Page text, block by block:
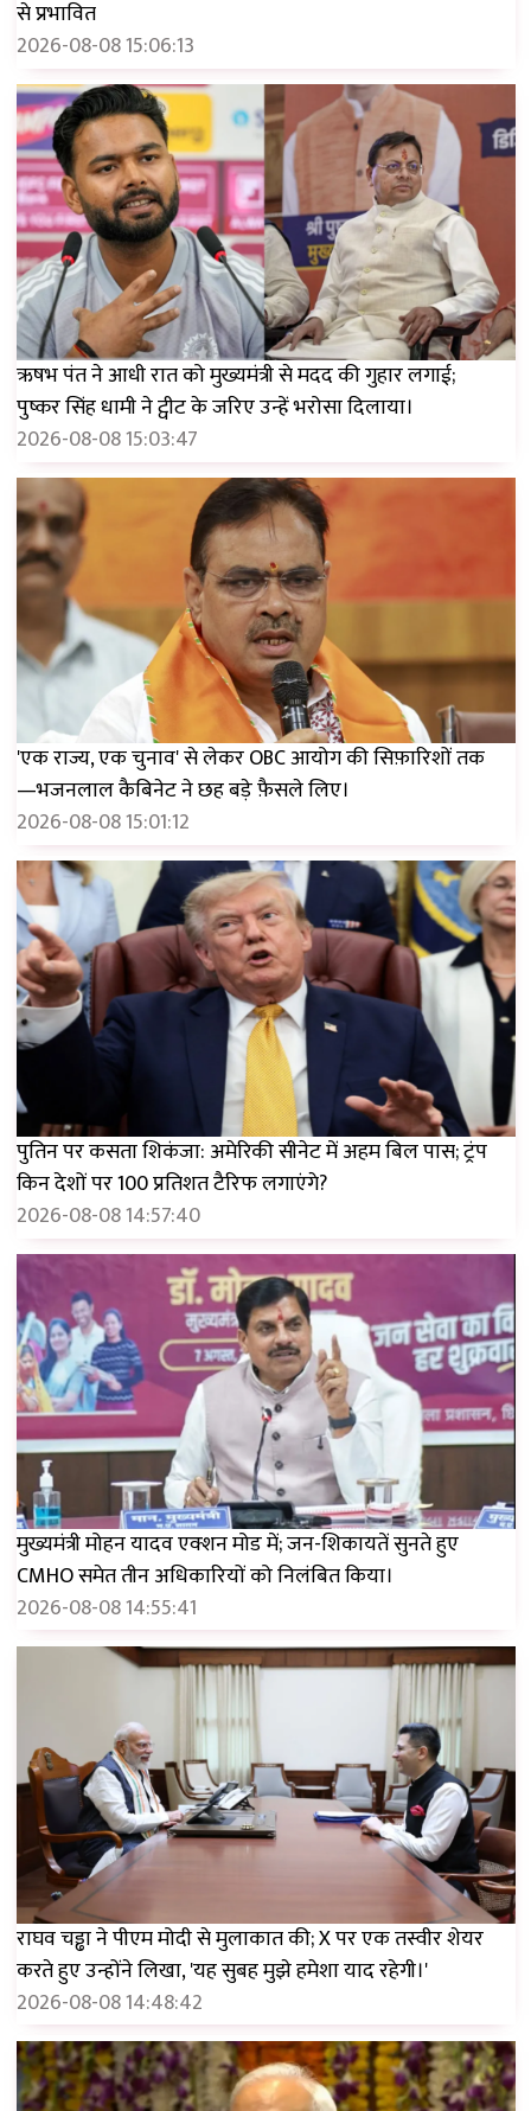
से प्रभावित
2026-08-08 15:06:13
ऋषभ पंत ने आधी रात को मुख्यमंत्री से मदद की गुहार लगाई;
पुष्कर सिंह धामी ने ट्वीट के जरिए उन्हें भरोसा दिलाया।
2026-08-08 15:03:47
'एक राज्य, एक चुनाव' से लेकर OBC आयोग की सिफ़ारिशों तक
—भजनलाल कैबिनेट ने छह बड़े फ़ैसले लिए।
2026-08-08 15:01:12
पुतिन पर कसता शिकंजा: अमेरिकी सीनेट में अहम बिल पास; ट्रंप
किन देशों पर 100 प्रतिशत टैरिफ लगाएंगे?
2026-08-08 14:57:40
मुख्यमंत्री मोहन यादव एक्शन मोड में; जन-शिकायतें सुनते हुए
CMHO समेत तीन अधिकारियों को निलंबित किया।
2026-08-08 14:55:41
राघव चड्ढा ने पीएम मोदी से मुलाकात की; X पर एक तस्वीर शेयर
करते हुए उन्होंने लिखा, 'यह सुबह मुझे हमेशा याद रहेगी।'
2026-08-08 14:48:42